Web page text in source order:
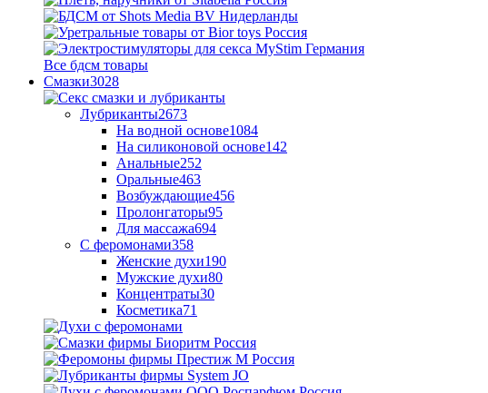
Все бдсм товары
Смазки3028
Лубриканты2673
На водной основе1084
На силиконовой основе142
Анальные252
Оральные463
Возбуждающие456
Пролонгаторы95
Для массажа694
С феромонами358
Женские духи190
Мужские духи80
Концентраты30
Косметика71